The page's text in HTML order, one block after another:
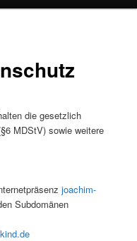
die gesetzlich
MDStV) sowie weitere
joachim-
Subdomänen